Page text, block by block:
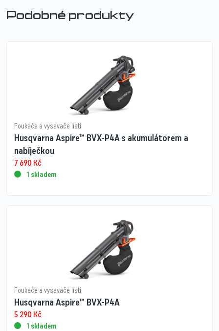
Podobné produkty
Foukače a vysavače listí
Husqvarna Aspire™ BVX-P4A s akumulátorem a
nabíječkou
7 690 Kč
1 skladem
Foukače a vysavače listí
Husqvarna Aspire™ BVX-P4A
5 290 Kč
1 skladem